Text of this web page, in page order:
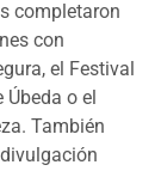
completaron
con
el Festival
o el
También